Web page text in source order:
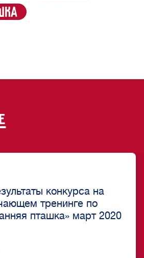
конкурса на
тренинге по
пташка» март 2020